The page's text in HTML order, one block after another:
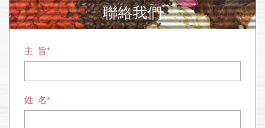
聯絡我們
主 旨*
姓 名*